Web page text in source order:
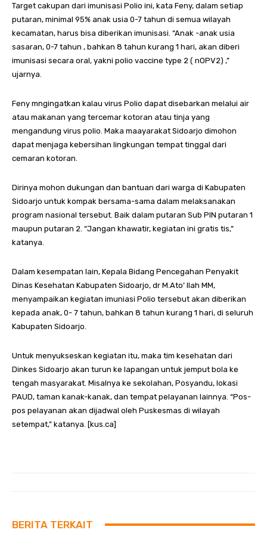
Target cakupan dari imunisasi Polio ini, kata Feny, dalam setiap
putaran, minimal 95% anak usia 0-7 tahun di semua wilayah
kecamatan, harus bisa diberikan imunisasi. “Anak -anak usia
sasaran, 0-7 tahun , bahkan 8 tahun kurang 1 hari, akan diberi
imunisasi secara oral, yakni polio vaccine type 2 ( nOPV2) ,”
ujarnya.
Feny mngingatkan kalau virus Polio dapat disebarkan melalui air
atau makanan yang tercemar kotoran atau tinja yang
mengandung virus polio. Maka maayarakat Sidoarjo dimohon
dapat menjaga kebersihan lingkungan tempat tinggal dari
cemaran kotoran.
Dirinya mohon dukungan dan bantuan dari warga di Kabupaten
Sidoarjo untuk kompak bersama-sama dalam melaksanakan
program nasional tersebut. Baik dalam putaran Sub PIN putaran 1
maupun putaran 2. “Jangan khawatir, kegiatan ini gratis tis,”
katanya.
Dalam kesempatan lain, Kepala Bidang Pencegahan Penyakit
Dinas Kesehatan Kabupaten Sidoarjo, dr M.Ato’ Ilah MM,
menyampaikan kegiatan imuniasi Polio tersebut akan diberikan
kepada anak, 0- 7 tahun, bahkan 8 tahun kurang 1 hari, di seluruh
Kabupaten Sidoarjo.
Untuk menyukseskan kegiatan itu, maka tim kesehatan dari
Dinkes Sidoarjo akan turun ke lapangan untuk jemput bola ke
tengah masyarakat. Misalnya ke sekolahan, Posyandu, lokasi
PAUD, taman kanak-kanak, dan tempat pelayanan lainnya. “Pos-
pos pelayanan akan dijadwal oleh Puskesmas di wilayah
setempat,” katanya. [kus.ca]
BERITA TERKAIT